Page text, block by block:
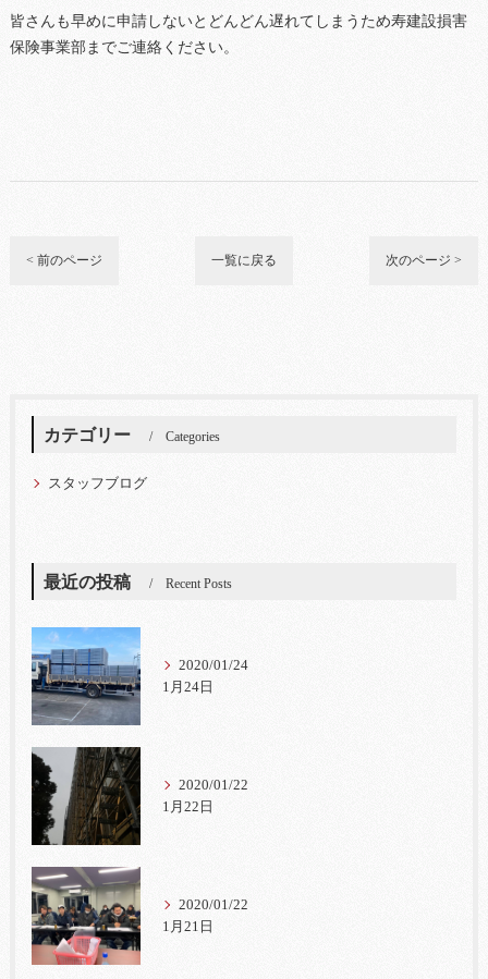
皆さんも早めに申請しないとどんどん遅れてしまうため寿建設損害
保険事業部までご連絡ください。
< 前のページ 一覧に戻る 次のページ >
カテゴリー Categories
スタッフブログ
最近の投稿 Recent Posts
2020/01/24
1月24日
2020/01/22
1月22日
2020/01/22
1月21日